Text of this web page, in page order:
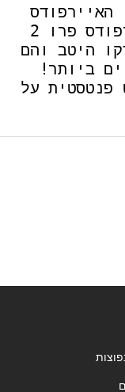
האיירפודס
כגון: איירפודס 1/2,איירפודס פרו 2
היטב והם
ביותר!
פנטסטית על